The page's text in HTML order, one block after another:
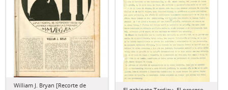
William J. Bryan [Recorte de